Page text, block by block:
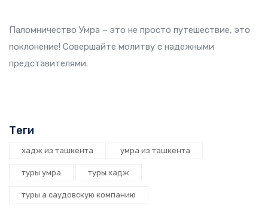
Паломничество Умра – это не просто путешествие, это
поклонение! Совершайте молитву с надежными
представителями.
Теги
хадж из ташкента умра из ташкента
туры умра туры хадж
туры а саудовскую компанию